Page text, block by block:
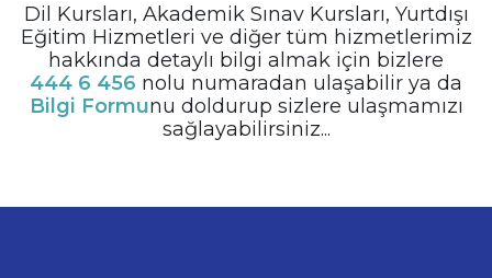
Dil Kursları, Akademik Sınav Kursları, Yurtdışı
Eğitim Hizmetleri ve diğer tüm hizmetlerimiz
hakkında detaylı bilgi almak için bizlere
444 6 456 nolu numaradan ulaşabilir ya da
Bilgi Formunu doldurup sizlere ulaşmamızı
sağlayabilirsiniz...